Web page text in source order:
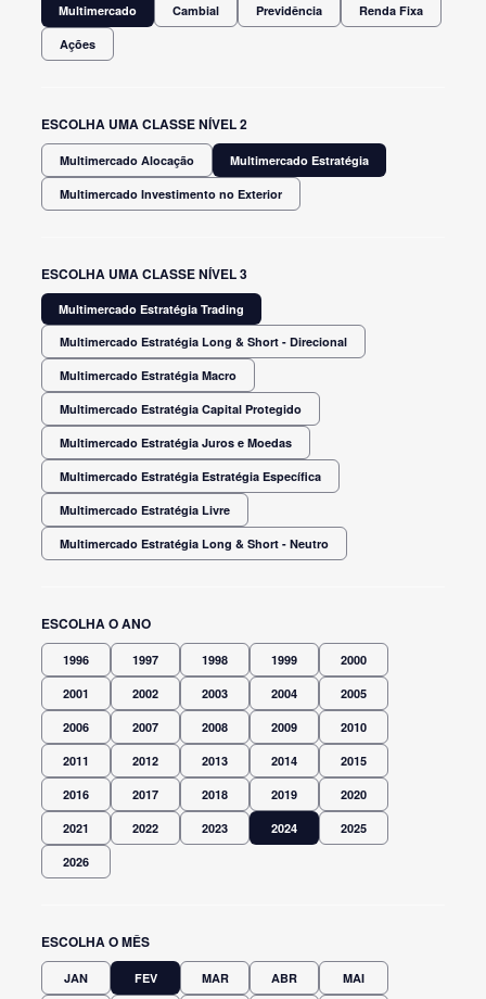
Multimercado Cambial Previdência Renda Fixa
Ações
ESCOLHA UMA CLASSE NÍVEL 2
Multimercado Alocação Multimercado Estratégia
Multimercado Investimento no Exterior
ESCOLHA UMA CLASSE NÍVEL 3
Multimercado Estratégia Trading
Multimercado Estratégia Long & Short - Direcional
Multimercado Estratégia Macro
Multimercado Estratégia Capital Protegido
Multimercado Estratégia Juros e Moedas
Multimercado Estratégia Estratégia Específica
Multimercado Estratégia Livre
Multimercado Estratégia Long & Short - Neutro
ESCOLHA O ANO
1996 1997 1998 1999 2000
2001 2002 2003 2004 2005
2006 2007 2008 2009 2010
2011 2012 2013 2014 2015
2016 2017 2018 2019 2020
2021 2022 2023 2024 2025
2026
ESCOLHA O MÊS
JAN FEV MAR ABR MAI